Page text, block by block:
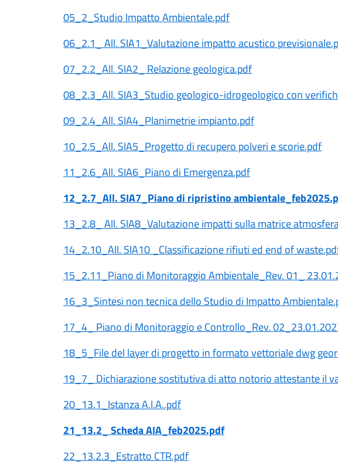
05_2_Studio Impatto Ambientale.pdf
06_2.1_ All. SIA1_Valutazione impatto acustico
07_2.2_All. SIA2_ Relazione geologica.pdf
08_2.3_All. SIA3_Studio geologico-idrogeologico con
09_2.4_All. SIA4_Planimetrie impianto.pdf
10_2.5_All. SIA5_Progetto di recupero polveri e scorie.pdf
11_2.6_All. SIA6_Piano di Emergenza.pdf
12_2.7_All. SIA7_Piano di ripristino
13_2.8_ All. SIA8_Valutazione impatti sulla matrice
14_2.10_All. SIA10 _Classificazione rifiuti ed end of
15_2.11_Piano di Monitoraggio Ambientale_Rev. 01_
16_3_Sintesi non tecnica dello Studio di Impatto
17_4_ Piano di Monitoraggio e Controllo_Rev.
18_5_File del layer di progetto in formato vettoriale dwg
19_7_ Dichiarazione sostitutiva di atto notorio attestante il
20_13.1_Istanza A.I.A..pdf
21_13.2_ Scheda AIA_feb2025.pdf
22_13.2.3_Estratto CTR.pdf